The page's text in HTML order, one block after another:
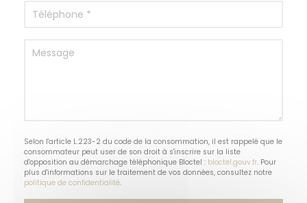
Selon l'article L.223-2 du code de la consommation, il est rappelé que le
consommateur peut user de son droit à s'inscrire sur la liste
d'opposition au démarchage téléphonique Bloctel : bloctel.gouv.fr. Pour
plus d'informations sur le traitement de vos données, consultez notre
politique de confidentialité.